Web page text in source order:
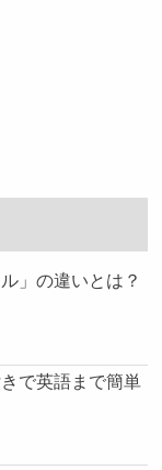
」の違いとは？
で英語まで簡単